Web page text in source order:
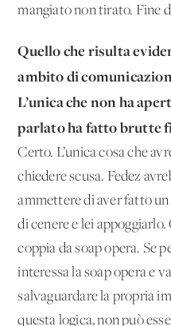
mangiato non tirato. Fine
Quello che risulta
ambito di
L’unica che non ha
parlato ha fatto brutte
Certo. L’unica cosa che
chiedere scusa. Fedez
ammettere di aver fatto
di cenere e lei
coppia da soap opera. Se
interessa la soap opera e
salvaguardare la propria
questa logica, non può